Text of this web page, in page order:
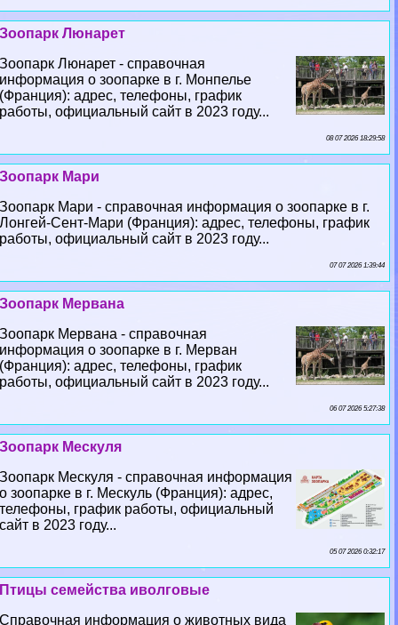
Зоопарк Люнарет
Зоопарк Люнарет - справочная
информация о зоопарке в г. Монпелье
(Франция): адрес, телефоны, график
работы, официальный сайт в 2023 году...
08 07 2026 18:29:58
Зоопарк Мари
Зоопарк Мари - справочная информация о зоопарке в г.
Лонгeй-Сент-Мари (Франция): адрес, телефоны, график
работы, официальный сайт в 2023 году...
07 07 2026 1:39:44
Зоопарк Мервана
Зоопарк Мервана - справочная
информация о зоопарке в г. Мерван
(Франция): адрес, телефоны, график
работы, официальный сайт в 2023 году...
06 07 2026 5:27:38
Зоопарк Мескуля
Зоопарк Мескуля - справочная информация
о зоопарке в г. Мескуль (Франция): адрес,
телефоны, график работы, официальный
сайт в 2023 году...
05 07 2026 0:32:17
Птицы семейства иволговые
Справочная информация о животных вида